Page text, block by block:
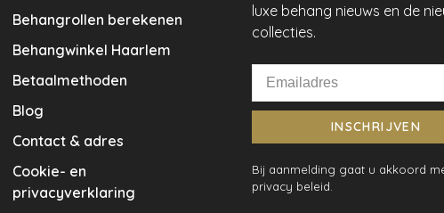
Behangrollen berekenen
Behangwinkel Haarlem
Betaalmethoden
Blog
Contact & adres
Cookie- en
privacyverklaring
luxe behang nieuws en de
collecties.
INSCHRIJVEN
Bij aanmelding gaat u akkoord
privacy beleid.